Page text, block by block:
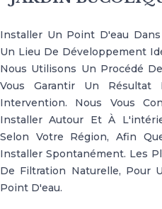
Installer Un Point D'eau
Un Lieu De Développement
Nous Utilisons Un Procédé
Vous Garantir Un
Intervention. Nous Vous
Installer Autour Et À
Selon Votre Région, Afin
Installer Spontanément. Les
De Filtration Naturelle, Pour
Point D'eau.